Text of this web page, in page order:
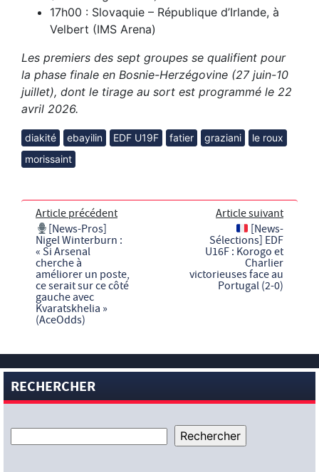
17h00 : Slovaquie – République d’Irlande, à
Velbert (IMS Arena)
Les premiers des sept groupes se qualifient pour
la phase finale en Bosnie-Herzégovine (27 juin-10
juillet), dont le tirage au sort est programmé le 22
avril 2026.
diakité ebayilin EDF U19F fatier graziani
le roux
morissaint
Article précédent
[News-Pros]
Nigel Winterburn :
« Si Arsenal
cherche à
améliorer un poste,
ce serait sur ce côté
gauche avec
Kvaratskhelia »
(AceOdds)
Article suivant
[News-
Sélections] EDF
U16F : Korogo et
Charlier
victorieuses face au
Portugal (2-0)
RECHERCHER